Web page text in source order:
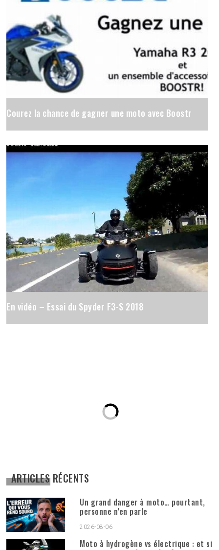
Courez la chance de gagner une moto avec Boostr
En vidéo – Essai du Spyder F3-S 2018
ARTICLES RÉCENTS
Un grand danger à moto… pourtant,
personne n’en parle
2026-08-06
Moto à hydrogène vs électrique : et si